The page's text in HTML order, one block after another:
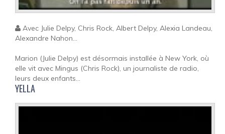
Avec Julie Delpy, Chris Rock, Albert Delpy, Alexia Landeau,
Alexandre Nahon...
Marion (Julie Delpy) est désormais installée à New York, où
elle vit avec Mingus (Chris Rock), un journaliste de radio,
leurs deux enfants...
YELLA